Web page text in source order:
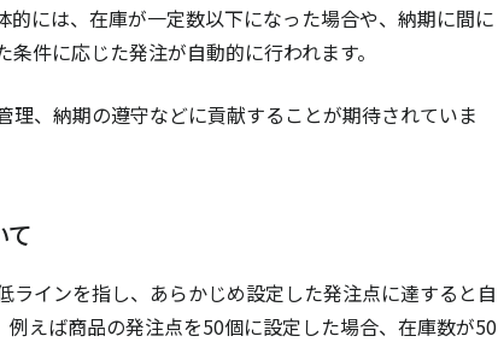
的には、在庫が一定数以下になった場合や、納期に間に
件に応じた発注が自動的に行われます。
理、納期の遵守などに貢献することが期待されていま
て
ラインを指し、あらかじめ設定した発注点に達すると自
えば商品の発注点を50個に設定した場合、在庫数が50